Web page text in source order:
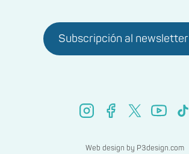
Subscripción al newsletter
Web design by P3design.com